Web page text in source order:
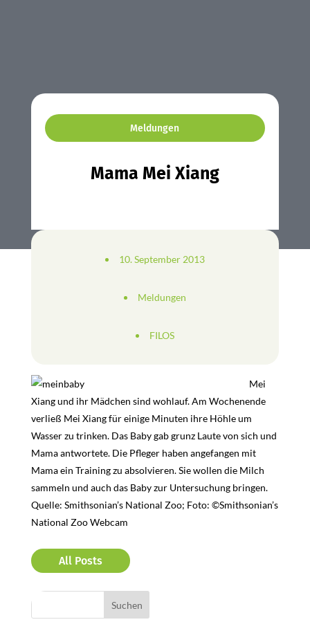
Meldungen
Mama Mei Xiang
10. September 2013
Meldungen
FILOS
Mei
Xiang und ihr Mädchen sind wohlauf. Am Wochenende
verließ Mei Xiang für einige Minuten ihre Höhle um
Wasser zu trinken. Das Baby gab grunz Laute von sich und
Mama antwortete. Die Pfleger haben angefangen mit
Mama ein Training zu absolvieren. Sie wollen die Milch
sammeln und auch das Baby zur Untersuchung bringen.
Quelle: Smithsonian’s National Zoo; Foto: ©Smithsonian’s
National Zoo Webcam
All Posts